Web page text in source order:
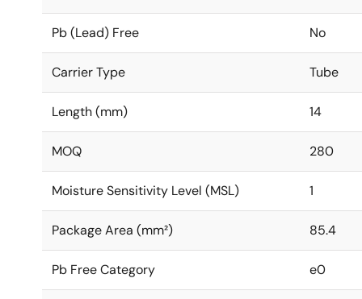
Pb (Lead) Free No
Carrier Type Tube
Length (mm) 14
MOQ 280
Moisture Sensitivity Level (MSL) 1
Package Area (mm²) 85.4
Pb Free Category e0